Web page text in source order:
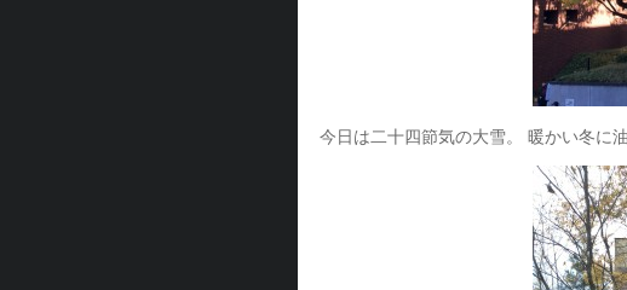
今日は二十四節気の大雪。 暖かい冬に